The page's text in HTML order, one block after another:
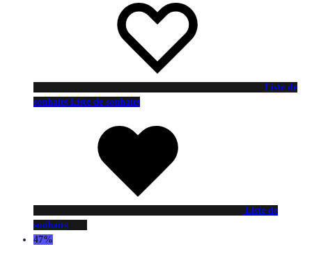
Liste de
souhaits Liste de souhaits
Liste de
souhaits
47%